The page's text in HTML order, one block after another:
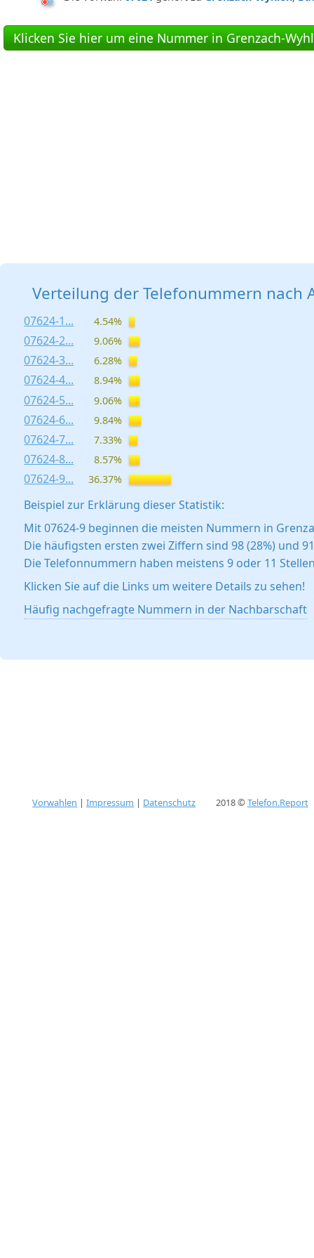
Klicken Sie hier um eine Nummer in Grenzach-
Verteilung der Telefonummern nach
07624-1... 4.54%
07624-2... 9.06%
07624-3... 6.28%
07624-4... 8.94%
07624-5... 9.06%
07624-6... 9.84%
07624-7... 7.33%
07624-8... 8.57%
07624-9... 36.37%
Beispiel zur Erklärung dieser Statistik:
Mit 07624-9 beginnen die meisten Nummern in
Die häufigsten ersten zwei Ziffern sind 98 (28%) und
Die Telefonnummern haben meistens 9 oder 11
Klicken Sie auf die Links um weitere Details zu sehen!
Häufig nachgefragte Nummern in der Nachbarschaft
Vorwahlen |Impressum | Datenschutz 2018 © Telefon.Report